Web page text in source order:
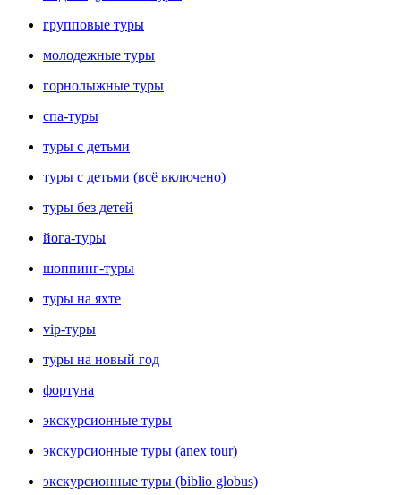
групповые туры
молодежные туры
горнолыжные туры
спа-туры
туры с детьми
туры с детьми (всё включено)
туры без детей
йога-туры
шоппинг-туры
туры на яхте
vip-туры
туры на новый год
фортуна
экскурсионные туры
экскурсионные туры (anex tour)
экскурсионные туры (biblio globus)